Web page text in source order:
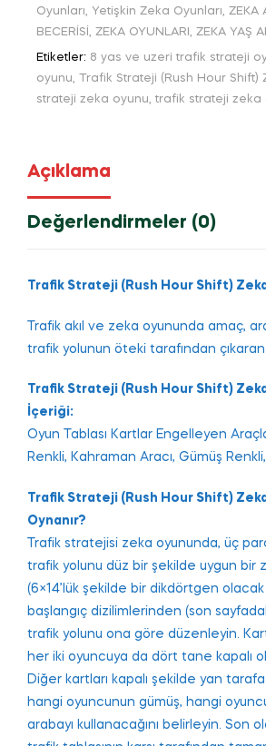
Oyunları, Yetişkin Zeka Oyunları, ZEKA
BECERİSİ , ZEKA OYUNLARI , ZEKA YAŞ
Etiketler: 8 yas ve uzeri trafik strateji
oyunu, Trafik Strateji (Rush Hour Shift)
strateji zeka oyunu, trafik strateji zeka
Açıklama
Değerlendirmeler (0)
Trafik Strateji (Rush Hour Shift)
Trafik akıl ve zeka oyununda amaç,
trafik yolunun öteki tarafından çıkaran
Trafik Strateji (Rush Hour Shift)
İçeriği:
Oyun Tablası Kartlar Engelleyen
Renkli, Kahraman Aracı, Gümüş
Trafik Strateji (Rush Hour Shift) Zeka
Oynanır?
Trafik stratejisi zeka oyununda, üç
trafik yolunu düz bir şekilde uygun bir
(6×14’lük şekilde bir dikdörtgen
başlangıç dizilimlerinden (son
trafik yolunu ona göre düzenleyin.
her iki oyuncuya da dört tane kapalı
Diğer kartları kapalı şekilde yan
hangi oyuncunun gümüş, hangi
arabayı kullanacağını belirleyin. Son